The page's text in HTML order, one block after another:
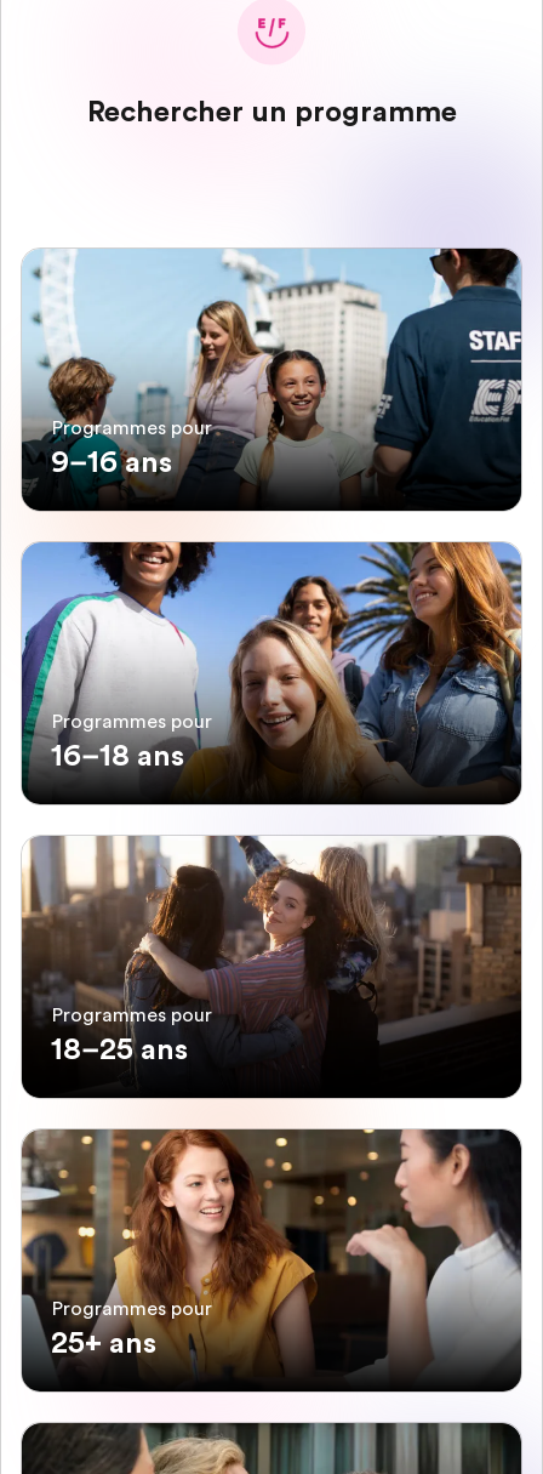
Rechercher un programme
Programmes pour
9–16 ans
Programmes pour
16–18 ans
Programmes pour
18–25 ans
Programmes pour
25+ ans